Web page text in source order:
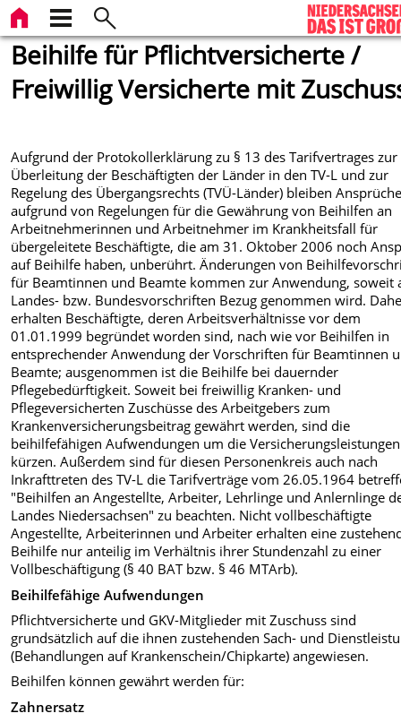
Beihilfe für Pflichtversicherte /
Freiwillig Versicherte mit
Aufgrund der Protokollerklärung zu § 13 des Tarifvertrages zur
Überleitung der Beschäftigten der Länder in den TV-L und zur
Regelung des Übergangsrechts (TVÜ-Länder) bleiben
aufgrund von Regelungen für die Gewährung von Beihilfen an
Arbeitnehmerinnen und Arbeitnehmer im Krankheitsfall für
übergeleitete Beschäftigte, die am 31. Oktober 2006 noch
auf Beihilfe haben, unberührt. Änderungen von
für Beamtinnen und Beamte kommen zur Anwendung, soweit
Landes- bzw. Bundesvorschriften Bezug genommen wird.
erhalten Beschäftigte, deren Arbeitsverhältnisse vor dem
01.01.1999 begründet worden sind, nach wie vor Beihilfen in
entsprechender Anwendung der Vorschriften für Beamtinnen
Beamte; ausgenommen ist die Beihilfe bei dauernder
Pflegebedürftigkeit. Soweit bei freiwillig Kranken- und
Pflegeversicherten Zuschüsse des Arbeitgebers zum
Krankenversicherungsbeitrag gewährt werden, sind die
beihilfefähigen Aufwendungen um die
kürzen. Außerdem sind für diesen Personenkreis auch nach
Inkrafttreten des TV-L die Tarifverträge vom 26.05.1964
"Beihilfen an Angestellte, Arbeiter, Lehrlinge und Anlernlinge
Landes Niedersachsen" zu beachten. Nicht vollbeschäftigte
Angestellte, Arbeiterinnen und Arbeiter erhalten eine
Beihilfe nur anteilig im Verhältnis ihrer Stundenzahl zu einer
Vollbeschäftigung (§ 40 BAT bzw. § 46 MTArb).
Beihilfefähige Aufwendungen
Pflichtversicherte und GKV-Mitglieder mit Zuschuss sind
grundsätzlich auf die ihnen zustehenden Sach- und
(Behandlungen auf Krankenschein/Chipkarte) angewiesen.
Beihilfen können gewährt werden für:
Zahnersatz